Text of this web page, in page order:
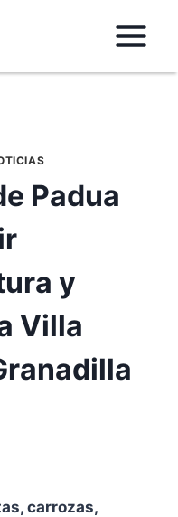
Padua
y
Villa
carrozas,